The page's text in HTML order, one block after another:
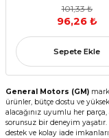
101,33 ₺
96,26 ₺
Sepete Ekle
General Motors (GM)
ürünler, bütçe dostu ve
alacağınız uyumlu her
sorunsuz bir deneyim
destek ve kolay iade